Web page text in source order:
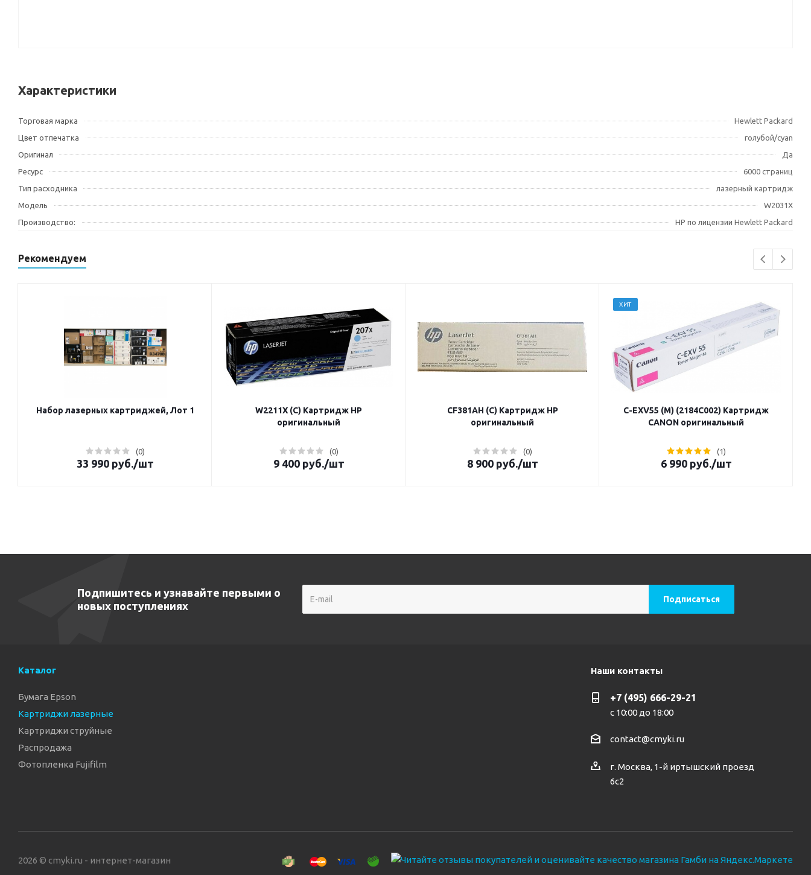
Характеристики
Торговая марка
Hewlett Packard
Цвет отпечатка
голубой/cyan
Оригинал
Да
Ресурс
6000 страниц
Тип расходника
лазерный картридж
Модель
W2031X
Производство:
HP по лицензии Hewlett Packard
Рекомендуем
Набор лазерных картриджей, Лот 1
(0)
33 990руб./шт
W2211X (C) Картридж HP
оригинальный
(0)
9 400руб./шт
CF381AH (C) Картридж HP
оригинальный
(0)
8 900руб./шт
ХИТ
C-EXV55 (M) (2184C002) Картридж
CANON оригинальный
(1)
6 990руб./шт
Подпишитесь и узнавайте первыми о
новых поступлениях
Каталог
Бумага Epson
Картриджи лазерные
Картриджи струйные
Распродажа
Фотопленка Fujifilm
Наши контакты
+7 (495) 666-29-21
с 10:00 до 18:00
contact@cmyki.ru
г. Москва, 1-й иртышский проезд
6с2
2026 © cmyki.ru - интернет-магазин